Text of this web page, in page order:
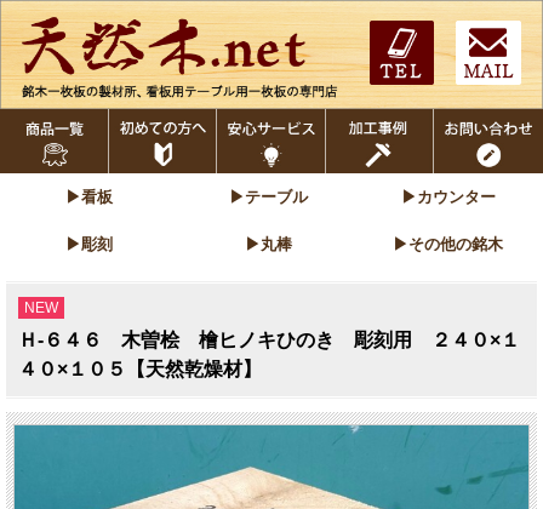
▶看板 ▶テーブル ▶カウンター
▶彫刻 ▶丸棒 ▶その他の銘木
NEW
Ｈ-６４６ 木曽桧 檜ヒノキひのき 彫刻用 ２４０×１
４０×１０５【天然乾燥材】